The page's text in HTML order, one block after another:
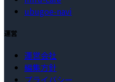
ubugoe-navi
運営
運営会社
編集方針
プライバシー